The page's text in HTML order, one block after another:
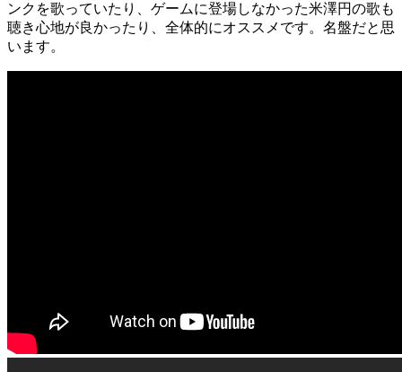
ンクを歌っていたり、ゲームに登場しなかった米澤円の歌も
聴き心地が良かったり、全体的にオススメです。名盤だと思
います。